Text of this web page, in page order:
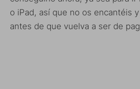
o iPad, así que no os encantéis
antes de que vuelva a ser de